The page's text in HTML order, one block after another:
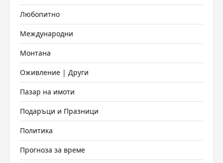
Любопитно
Международни
Монтана
Оживление | Други
Пазар на имоти
Подаръци и Празници
Политика
Прогноза за време